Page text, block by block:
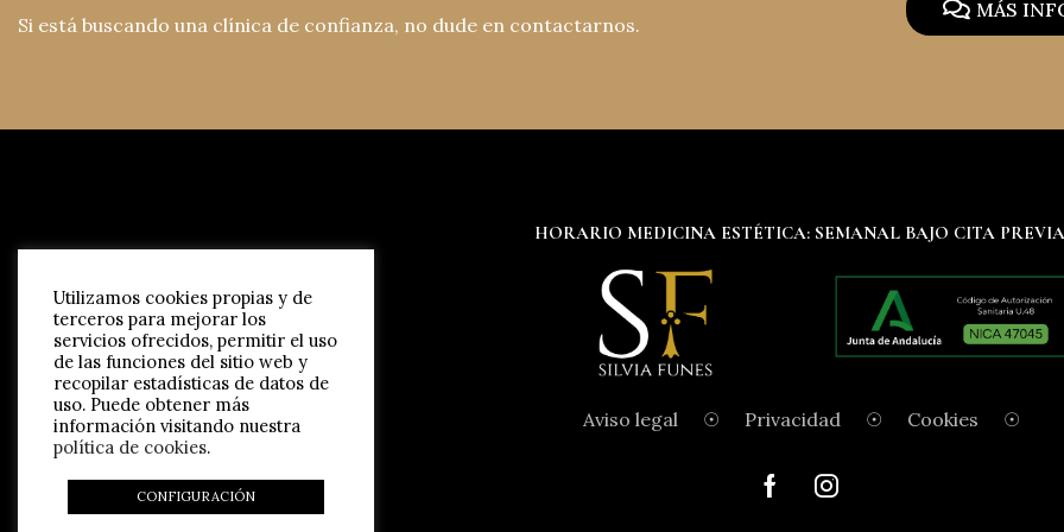
Si está buscando una clínica de confianza, no dude en contactarnos.
MÁS
HORARIO MEDICINA ESTÉTICA: SEMANAL BAJO CITA PREVIA
Aviso legal ☉ Privacidad ☉ Cookies ☉
Utilizamos cookies propias y de
terceros para mejorar los
servicios ofrecidos, permitir el uso
de las funciones del sitio web y
recopilar estadísticas de datos de
uso. Puede obtener más
información visitando nuestra
política de cookies.
CONFIGURACIÓN